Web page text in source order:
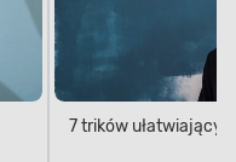
7 trików